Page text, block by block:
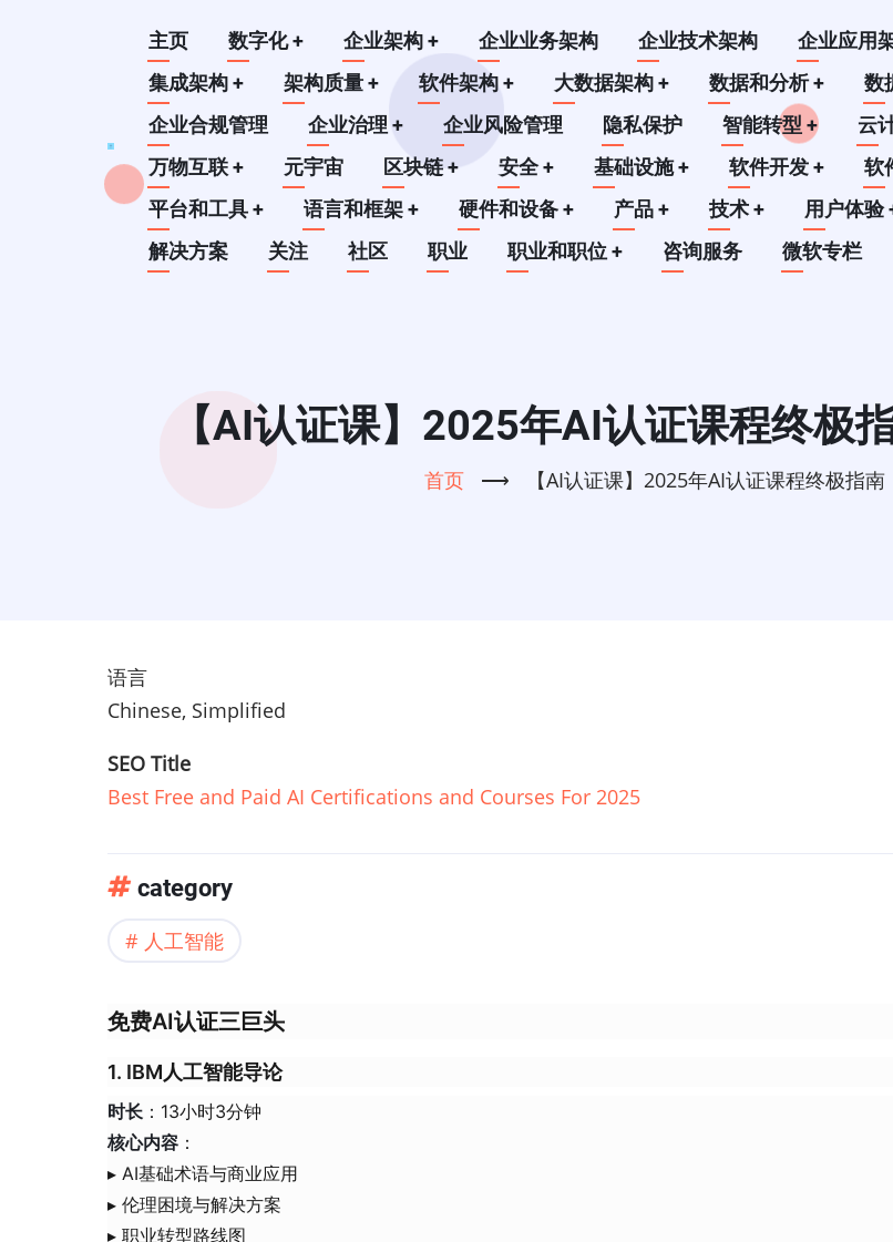
Main
navigation
主页 数字化+ 企业架构+ 企业业务架构 企业技术架构 企业应用
集成架构+ 架构质量+ 软件架构+ 大数据架构+ 数据和分析+ 数
企业合规管理
企业治理+ 企业风险管理 隐私保护 智能转型+ 云
万物互联+ 元宇宙 区块链+ 安全+ 基础设施+ 软件开发+ 软
平台和工具+ 语言和框架+ 硬件和设备+ 产品+ 技术+ 用户体验
解决方案
关注 社区 职业 职业和职位+ 咨询服务 微软专栏
【AI认证课】2025年AI认证课程终极
首页 ⟶ 【AI认证课】2025年AI认证课程终极指
语言
Chinese, Simplified
SEO Title
Best Free and Paid AI Certifications and Courses For 2025
category
人工智能
免费AI认证三巨头
1. IBM人工智能导论
​时长​ ​：13小时3分钟
​核心内容​ ​：
▸ AI基础术语与商业应用
▸ 伦理困境与解决方案
▸ 职业转型路线图